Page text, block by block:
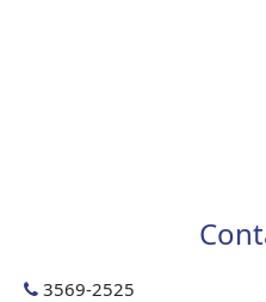
3569-2525